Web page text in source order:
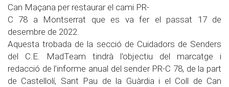
Can Maçana per restaurar el cami PR-
C 78 a Montserrat que es va fer el passat 17 de
desembre de 2022.
Aquesta trobada de la secció de Cuidadors de Senders
del C.E. MadTeam tindrà l'objectiu del marcatge i
redacció de l’informe anual del sender PR-C 78, de la part
de Castellolí, Sant Pau de la Guàrdia i el Coll de Can